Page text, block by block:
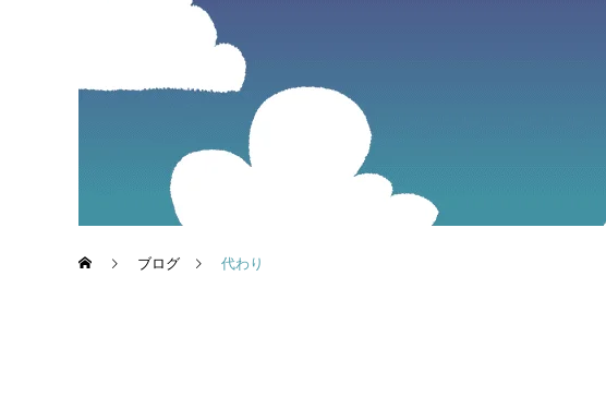
ブログ 代わり